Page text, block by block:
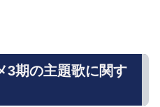
3期の主題歌に関す